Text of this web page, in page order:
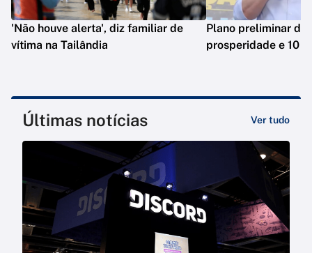
'Não houve alerta', diz familiar de
vítima na Tailândia
Plano preliminar de
prosperidade e 10
Últimas notícias Ver tudo